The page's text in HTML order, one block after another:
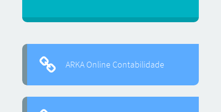
ARKA Online Contabilidade